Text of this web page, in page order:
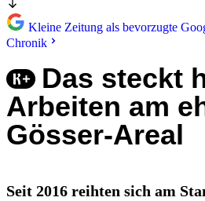
Kleine Zeitung als bevorzugte
Chronik
Das steckt
Arbeiten am
Gösser-Areal
Seit 2016 reihten sich am